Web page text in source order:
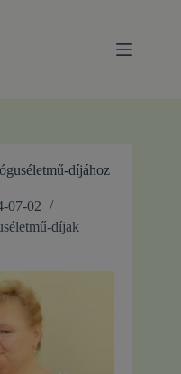
díjához
07-02
díjak